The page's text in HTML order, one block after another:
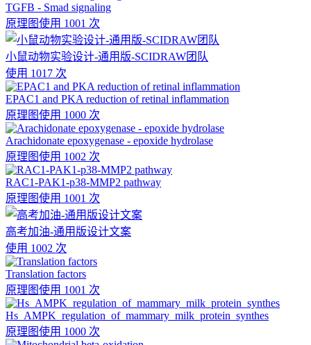
TGFB - Smad signaling
原理图使用 1001 次
小鼠动物实验设计-通用版-SCIDRAW团队
使用 1017 次
EPAC1 and PKA reduction of retinal inflammation
原理图使用 1000 次
Arachidonate epoxygenase - epoxide hydrolase
原理图使用 1002 次
RAC1-PAK1-p38-MMP2 pathway
原理图使用 1001 次
高考加油-通用版设计文案
使用 1002 次
Translation factors
原理图使用 1001 次
Hs_AMPK_regulation_of_mammary_milk_protein_synthes
原理图使用 1000 次